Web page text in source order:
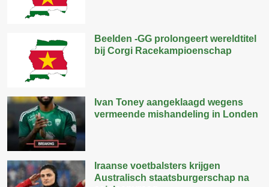
Beelden -GG prolongeert wereldtitel
bij Corgi Racekampioenschap
Ivan Toney aangeklaagd wegens
vermeende mishandeling in Londen
Iraanse voetbalsters krijgen
Australisch staatsburgerschap na